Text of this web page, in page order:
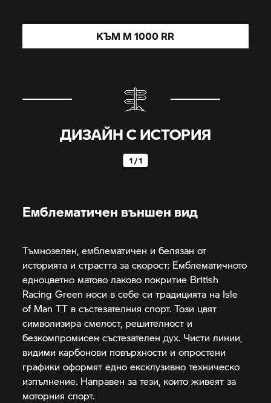
КЪМM 1000 RR
ДИЗАЙН С ИСТОРИЯ
1 / 1
Емблематичен външен вид
Тъмнозелен, емблематичен и белязан от
историята и страстта за скорост: Емблематичното
едноцветно матово лаково покритие British
Racing Green носи в себе си традицията на Isle
of Man TT в състезателния спорт. Този цвят
символизира смелост, решителност и
безкомпромисен състезателен дух. Чисти линии,
видими карбонови повърхности и опростени
графики оформят едно ексклузивно техническо
изпълнение. Направен за тези, които живеят за
моторния спорт.